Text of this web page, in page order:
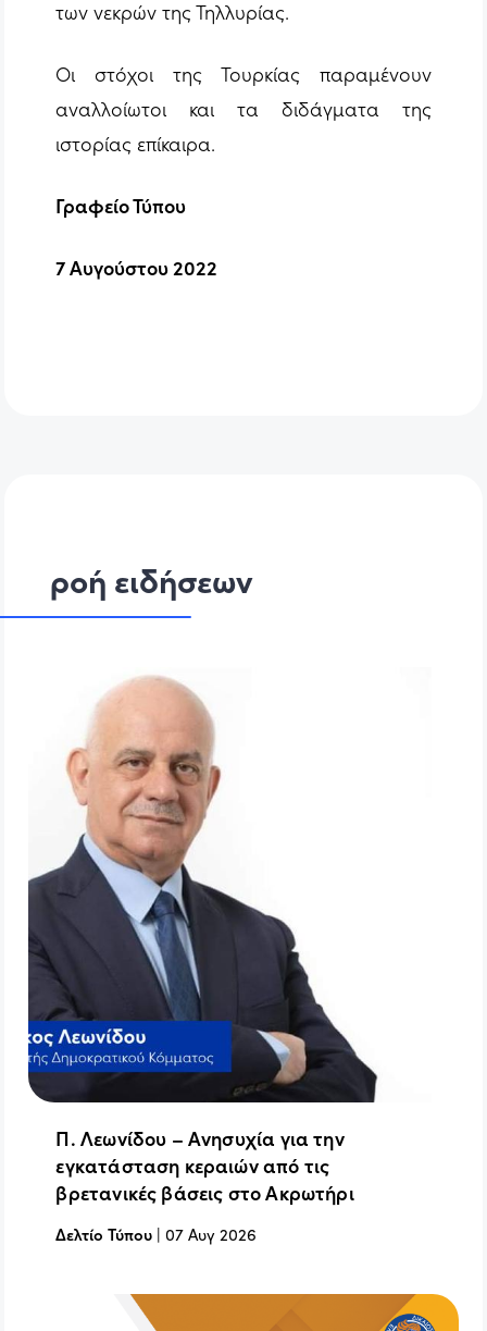
των νεκρών της Τηλλυρίας.
Οι στόχοι της Τουρκίας παραμένουν
αναλλοίωτοι και τα διδάγματα της
ιστορίας επίκαιρα.
Γραφείο Τύπου
7Aυγούστου 2022
ροή ειδήσεων
Π. Λεωνίδου – Ανησυχία για την
εγκατάσταση κεραιών από τις
βρετανικές βάσεις στο Ακρωτήρι
Δελτίο Τύπου |07 Αυγ 2026